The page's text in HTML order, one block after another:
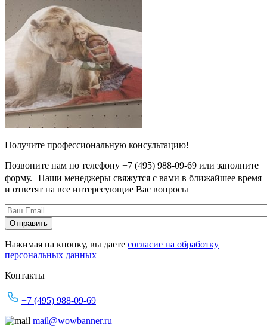
Получите профессиональную консультацию!
Позвоните нам по телефону +7 (495) 988-09-69 или заполните
форму. Наши менеджеры свяжутся с вами в ближайшее время
и ответят на все интересующие Вас вопросы
Нажимая на кнопку, вы даете согласие на обработку
персональных данных
Контакты
+7 (495) 988-09-69
mail@wowbanner.ru